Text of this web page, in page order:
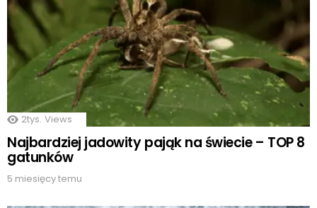
2tys. Views
Najbardziej jadowity pająk na świecie – TOP 8
gatunków
5 miesięcy temu